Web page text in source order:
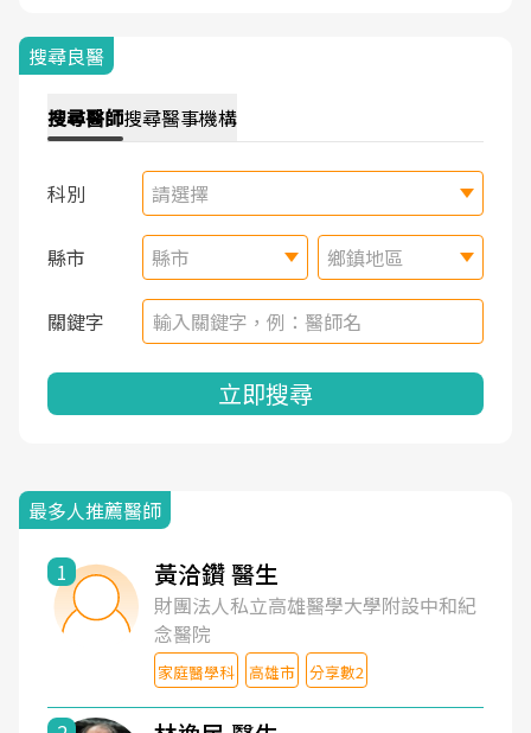
搜尋良醫
搜尋醫師搜尋醫事機構
科別 請選擇
縣市 縣市 鄉鎮地區
關鍵字
立即搜尋
最多人推薦醫師
1 黃洽鑽 醫生
財團法人私立高雄醫學大學附設中和紀
念醫院
家庭醫學科 高雄市 分享數2